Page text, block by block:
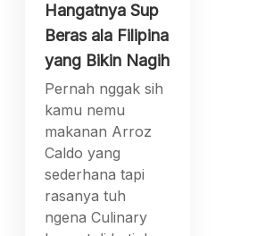
Hangatnya Sup
Beras ala Filipina
yang Bikin Nagih
Pernah nggak sih
kamu nemu
makanan Arroz
Caldo yang
sederhana tapi
rasanya tuh
ngena Culinary